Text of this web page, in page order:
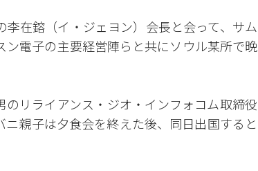
在鎔（イ・ジェヨン）会長と会って、サム
電子の主要経営陣らと共にソウル某所で晩
リライアンス・ジオ・インフォコム取締役
親子は夕食会を終えた後、同日出国すると